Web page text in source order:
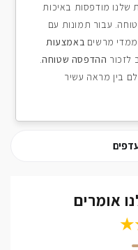
שלנו מודפסות באיכות
עבור תמונות עם
מרשים באמצעות
לזכור ההדפסה שטוחה.
בין מראה עשיר
אומרים